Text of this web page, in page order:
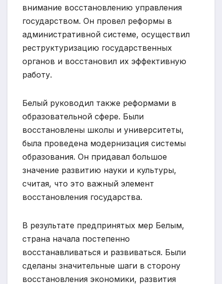
внимание восстановлению управления
государством. Он провел реформы в
административной системе, осуществил
реструктуризацию государственных
органов и восстановил их эффективную
работу.
Белый руководил также реформами в
образовательной сфере. Были
восстановлены школы и университеты,
была проведена модернизация системы
образования. Он придавал большое
значение развитию науки и культуры,
считая, что это важный элемент
восстановления государства.
В результате предпринятых мер Белым,
страна начала постепенно
восстанавливаться и развиваться. Были
сделаны значительные шаги в сторону
восстановления экономики, развития